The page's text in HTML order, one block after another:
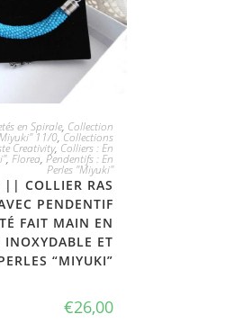
L'ADOPTE
en Spirale, Collection
11/0,Collections
Creativity,Colliers : En
, Florea, Pendentifs : En
Perles "Miyuki"
|| COLLIER RAS
PENDENTIF
FAIT MAIN EN
INOXYDABLE ET
“MIYUKI”
€26,00